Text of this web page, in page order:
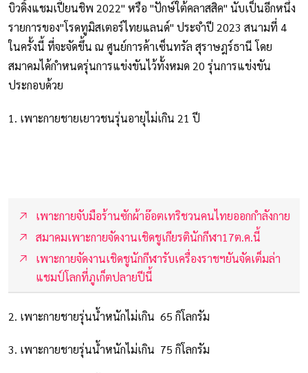
บิวดิ้งแชมเปี้ยนชิพ 2022" หรือ "ปักษ์ใต้คลาสสิค" นับเป็นอีกหนึ่ง
รายการของ"โรดทูมิสเตอร์ไทยแลนด์" ประจำปี 2023 สนามที่ 4
ในครั้งนี้ ที่จะจัดขึ้น ณ ศูนย์การค้าเซ็นทรัล สุราษฎร์ธานี โดย
สมาคมได้กำหนดรุ่นการแข่งขันไว้ทั้งหมด 20 รุ่นการแข่งขัน
ประกอบด้วย
1. เพาะกายชายเยาวชนรุ่นอายุไม่เกิน 21 ปี
เพาะกายจับมือร้านซักผ้าอ๊อตเทริชวนคนไทยออกกำลังกาย
สมาคมเพาะกายจัดงานเชิดชูเกียรตินักกีฬา17ต.ค.นี้
เพาะกายจัดงานเชิดชูนักกีฬารับเครื่องราชฯยันจัดเต็มล่า
แชมป์โลกที่ภูเก็ตปลายปีนี้
2. เพาะกายชายรุ่นน้ำหนักไม่เกิน 65 กิโลกรัม
3. เพาะกายชายรุ่นน้ำหนักไม่เกิน 75 กิโลกรัม